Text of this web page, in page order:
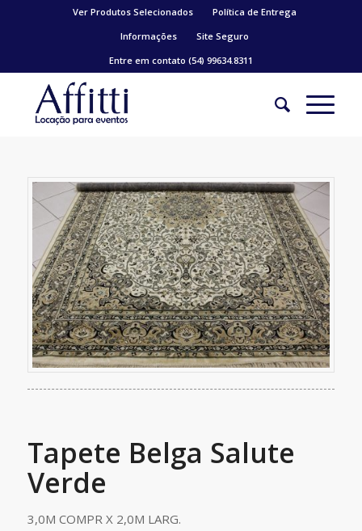
Ver Produtos Selecionados
Política de Entrega
Informações
Site Seguro
Entre em contato (54) 99634.8311
Tapete Belga Salute
Verde
3,0M COMPR X 2,0M LARG.